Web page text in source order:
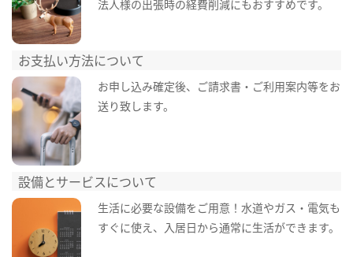
法人様の出張時の経費削減にもおすすめです。
お支払い方法について
お申し込み確定後、ご請求書・ご利用案内等をお
送り致します。
設備とサービスについて
生活に必要な設備をご用意！水道やガス・電気も
すぐに使え、入居日から通常に生活ができます。